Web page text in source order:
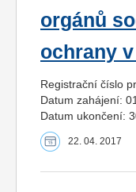
orgánů
ochrany
Registrační číslo
Datum zahájení:
Datum ukončení:
22. 04. 2017